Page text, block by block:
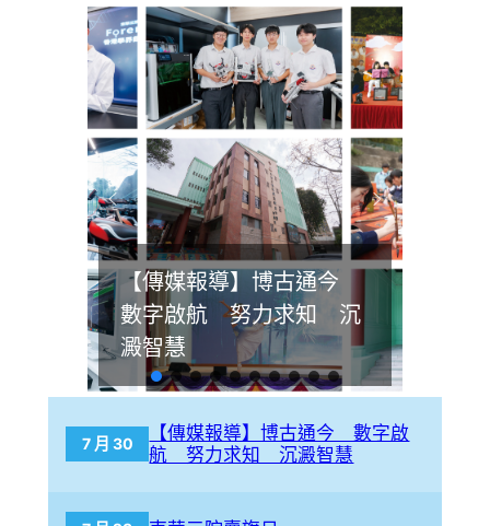
【傳媒報導】博古通今
數字啟航 努力求知 沉
澱智慧
7 月 30
【傳媒報導】博古通今 數字啟
航 努力求知 沉澱智慧